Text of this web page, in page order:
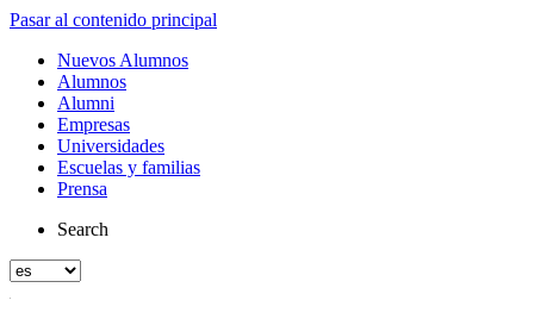
Pasar al contenido principal
Nuevos Alumnos
Alumnos
Alumni
Empresas
Universidades
Escuelas y familias
Prensa
Search